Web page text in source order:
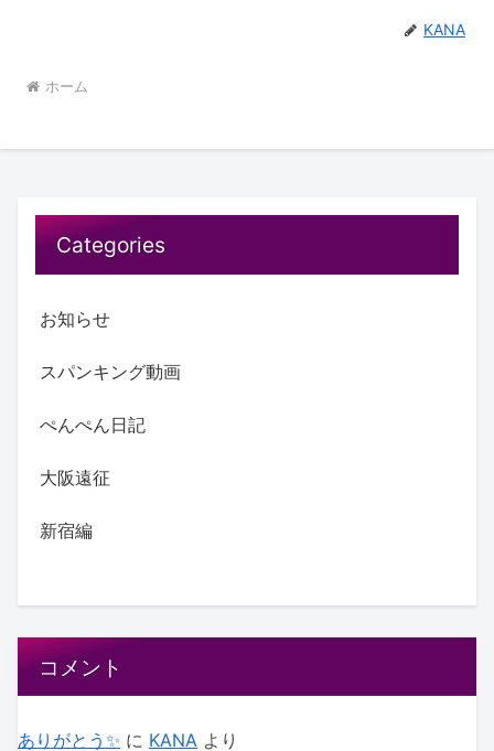
KANA
ホーム
Categories
お知らせ
スパンキング動画
ぺんぺん日記
大阪遠征
新宿編
コメント
ありがとう✨ に KANA より